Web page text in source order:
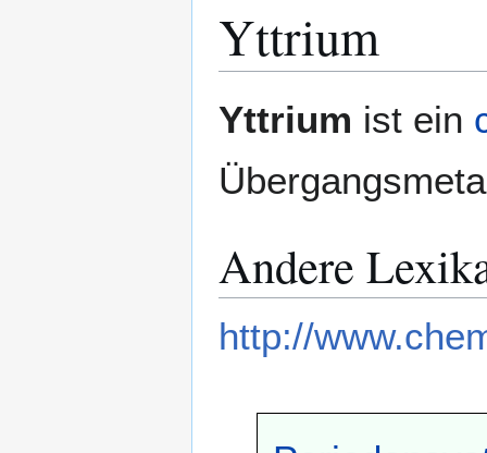
Yttrium
Navigation
Suche
Yttrium ist ein
Andere
http://